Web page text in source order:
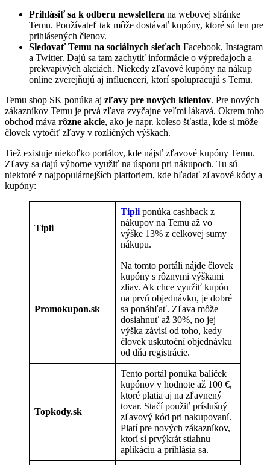
Prihlásiť sa k odberu newslettera na webovej stránke
Temu. Používateľ tak môže dostávať kupóny, ktoré sú len pre
prihlásených členov.
Sledovať Temu na sociálnych sieťach Facebook, Instagram
a Twitter. Dajú sa tam zachytiť informácie o výpredajoch a
prekvapivých akciách. Niekedy zľavové kupóny na nákup
online zverejňujú aj influenceri, ktorí spolupracujú s Temu.
Temu shop SK ponúka aj zľavy pre nových klientov. Pre nových
zákazníkov Temu je prvá zľava zvyčajne veľmi lákavá. Okrem toho
obchod máva rôzne akcie, ako je napr. koleso šťastia, kde si môže
človek vytočiť zľavy v rozličných výškach.
Tiež existuje niekoľko portálov, kde nájsť zľavové kupóny Temu.
Zľavy sa dajú výborne využiť na úsporu pri nákupoch. Tu sú
niektoré z najpopulárnejších platforiem, kde hľadať zľavové kódy a
kupóny:
Tipli
Tipliponúka cashback z
nákupov na Temu až vo
výške 13% z celkovej sumy
nákupu.
Promokupon.sk
Na tomto portáli nájde človek
kupóny s rôznymi výškami
zliav. Ak chce využiť kupón
na prvú objednávku, je dobré
sa ponáhľať. Zľava môže
dosiahnuť až 30%, no jej
výška závisí od toho, kedy
človek uskutoční objednávku
od dňa registrácie.
Topkody.sk
Tento portál ponúka balíček
kupónov v hodnote až 100 €,
ktoré platia aj na zľavnený
tovar. Stačí použiť príslušný
zľavový kód pri nakupovaní.
Platí pre nových zákazníkov,
ktorí si prvýkrát stiahnu
aplikáciu a prihlásia sa.